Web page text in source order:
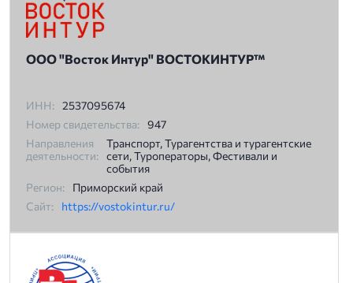
ООО "Восток Интур" ВОСТОКИНТУР™
ИНН: 2537095674
Номер свидетельства: 947
Направления
деятельности:
Транспорт, Турагентства и турагентские
сети, Туроператоры, Фестивали и
события
Регион:
Приморский край
Сайт:
https://vostokintur.ru/